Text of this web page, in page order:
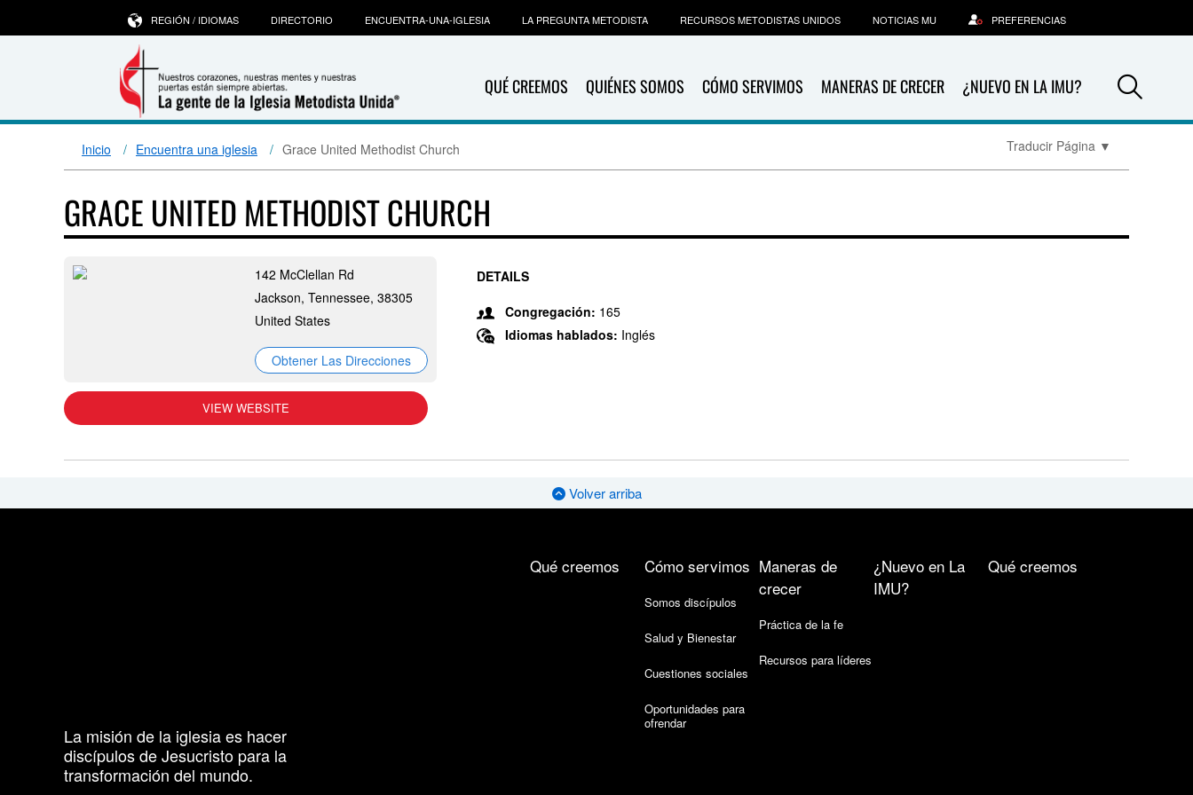
QUÉ CREEMOS QUIÉNES SOMOS CÓMO SERVIMOS MANERAS DE CRECER ¿NUEVO EN LA IMU?
REGIÓN / IDIOMAS DIRECTORIO ENCUENTRA-UNA-IGLESIA LA PREGUNTA METODISTA RECURSOS METODISTAS UNIDOS NOTICIAS MU PREFERENCIAS
Inicio Encuentra una iglesia Grace United Methodist Church Traducir Página ▼
GRACE UNITED METHODIST CHURCH
142 McClellan Rd
Jackson, Tennessee, 38305
United States
Obtener Las Direcciones
VIEW WEBSITE
DETAILS
Congregación: 165
Idiomas hablados: Inglés
Volver arriba
La misión de la iglesia es hacer
discípulos de Jesucristo para la
transformación del mundo.
Qué creemos Cómo servimos
Somos discípulos
Salud y Bienestar
Cuestiones sociales
Oportunidades para
ofrendar
Maneras de
crecer
Práctica de la fe
Recursos para líderes
¿Nuevo en La
IMU?
Qué creemos